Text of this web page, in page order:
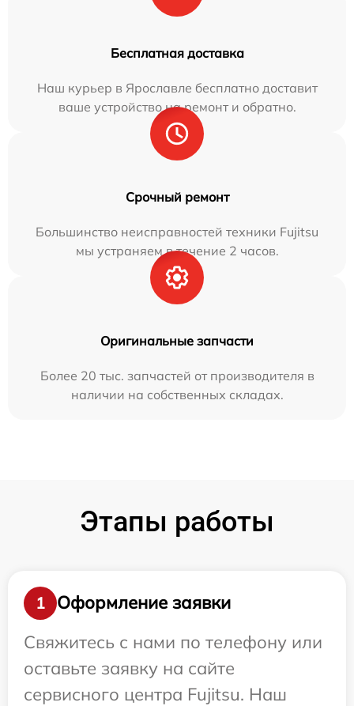
Бесплатная доставка
Наш курьер в Ярославле бесплатно доставит
ваше устройство на ремонт и обратно.
Срочный ремонт
Большинство неисправностей техники Fujitsu
мы устраняем в течение 2 часов.
Оригинальные запчасти
Более 20 тыс. запчастей от производителя в
наличии на собственных складах.
Этапы работы
1
Оформление заявки
Свяжитесь с нами по телефону или
оставьте заявку на сайте
сервисного центра Fujitsu. Наш